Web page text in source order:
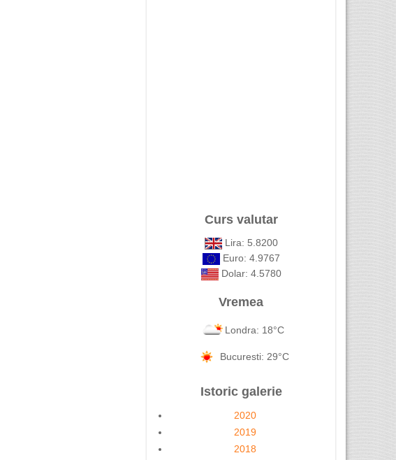
Curs valutar
Lira: 5.8200
Euro: 4.9767
Dolar: 4.5780
Vremea
Londra: 18°C
Bucuresti: 29°C
Istoric galerie
2020
2019
2018